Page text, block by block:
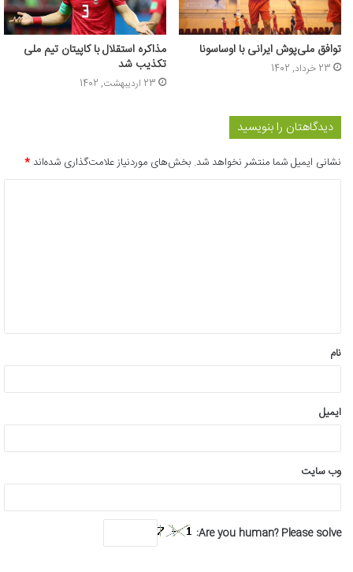
توافق ملی‌پوش ایرانی با اوساسونا
23 خرداد, 1402
مذاکره استقلال با کاپیتان تیم ملی
تکذیب شد
23 اردیبهشت, 1402
دیدگاهتان را بنویسید
نشانی ایمیل شما منتشر نخواهد شد. بخش‌های موردنیاز علامت‌گذاری شده‌اند*
*
نام
ایمیل
وب‌ سایت
Are you human? Please solve: